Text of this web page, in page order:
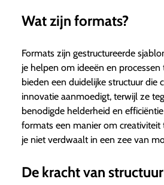
Wat zijn formats?
Formats zijn gestructureerde
je helpen om ideeën en processen
bieden een duidelijke structuur die
innovatie aanmoedigt, terwijl ze
benodigde helderheid en
formats een manier om creativiteit
je niet verdwaalt in een zee van
De kracht van structuur